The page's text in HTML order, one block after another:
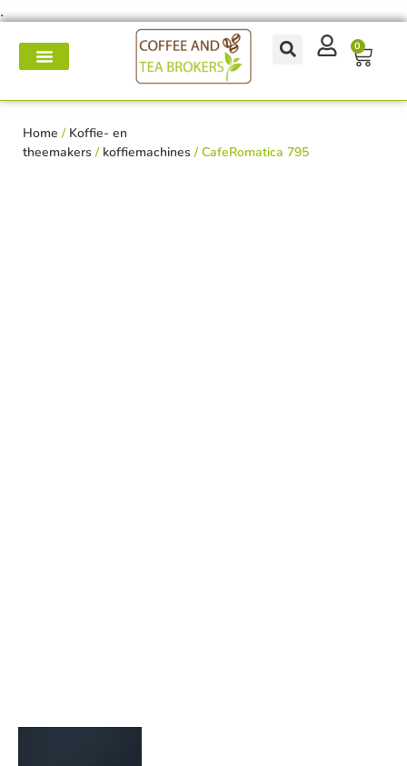
.
0
Home / Koffie- en
theemakers / koffiemachines / CafeRomatica 795